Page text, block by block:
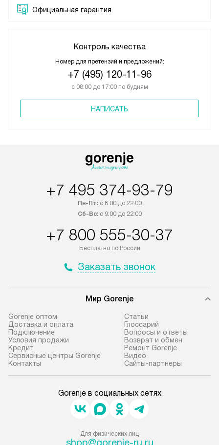
Официальная гарантия
Контроль качества
Номер для претензий и предложений:
+7 (495) 120-11-96
с 08:00 до 17:00 по будням
НАПИСАТЬ
+7 495 374-93-79
Пн-Пт:с 8:00 до 22:00
Сб-Вс:с 9:00 до 22:00
+7 800 555-30-37
Бесплатно по России
Заказать звонок
Мир Gorenje
Gorenje оптом
Доставка и оплата
Подключение
Условия продажи
Кредит
Сервисные центры Gorenje
Контакты
Cтатьи
Глоссарий
Вопросы и ответы
Возврат и обмен
Ремонт Gorenje
Видео
Сайты-партнеры
Gorenje в социальных сетях
Для физических лиц
shop@gorenje-ru.ru